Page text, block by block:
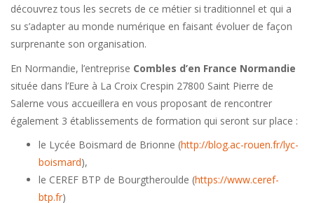
découvrez tous les secrets de ce métier si traditionnel et qui a
su s’adapter au monde numérique en faisant évoluer de façon
surprenante son organisation.
En Normandie, l’entreprise Combles d’en France Normandie
située dans l’Eure à La Croix Crespin 27800 Saint Pierre de
Salerne vous accueillera en vous proposant de rencontrer
également 3 établissements de formation qui seront sur place :
le Lycée Boismard de Brionne (http://blog.ac-rouen.fr/lyc-
boismard),
le CEREF BTP de Bourgtheroulde (https://www.ceref-
btp.fr)